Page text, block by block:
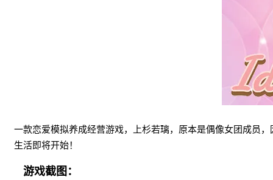
一款恋爱模拟养成经营游戏，上杉若璃，原本是偶像女团成员
生活即将开始！
游戏截图：